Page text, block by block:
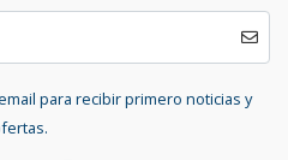
para recibir primero noticias y